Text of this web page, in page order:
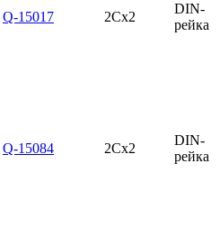
Q-15017 2Cx2
DIN-
рейка
Q-15084 2Cx2
DIN-
рейка